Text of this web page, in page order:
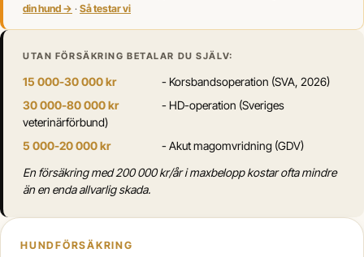
din hund → · Så testar vi
UTAN FÖRSÄKRING BETALAR DU SJÄLV:
15 000-30 000 kr
- Korsbandsoperation (SVA, 2026)
30 000-80 000 kr
- HD-operation (Sveriges
veterinärförbund)
5 000-20 000 kr
- Akut magomvridning (GDV)
En försäkring med 200 000 kr/år i maxbelopp kostar ofta mindre
än en enda allvarlig skada.
HUNDFÖRSÄKRING